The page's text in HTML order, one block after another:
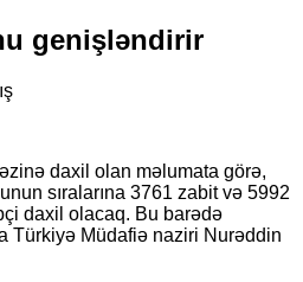
genişləndirir
daxil olan məlumata görə,
sıralarına 3761 zabit və 5992
daxil olacaq. Bu barədə
Türkiyə Müdafiə naziri Nurəddin